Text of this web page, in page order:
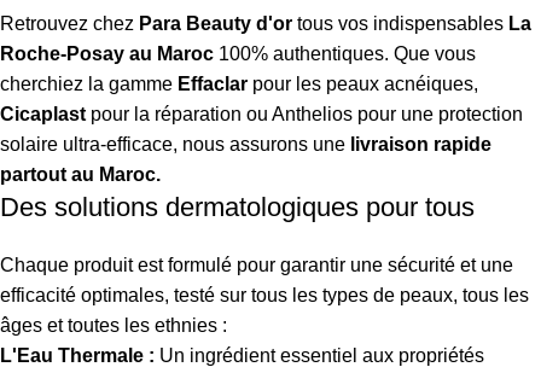
Retrouvez chez Para Beauty d'or tous vos indispensables La
Roche-Posay au Maroc 100% authentiques. Que vous
cherchiez la gamme Effaclar pour les peaux acnéiques,
Cicaplast pour la réparation ou Anthelios pour une protection
solaire ultra-efficace, nous assurons une livraison rapide
partout au Maroc.
Des solutions dermatologiques pour tous
Chaque produit est formulé pour garantir une sécurité et une
efficacité optimales, testé sur tous les types de peaux, tous les
âges et toutes les ethnies :
L'Eau Thermale : Un ingrédient essentiel aux propriétés